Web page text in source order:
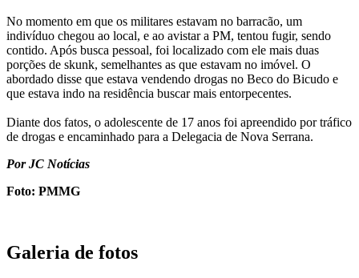
No momento em que os militares estavam no barracão, um
indivíduo chegou ao local, e ao avistar a PM, tentou fugir, sendo
contido. Após busca pessoal, foi localizado com ele mais duas
porções de skunk, semelhantes as que estavam no imóvel. O
abordado disse que estava vendendo drogas no Beco do Bicudo e
que estava indo na residência buscar mais entorpecentes.
Diante dos fatos, o adolescente de 17 anos foi apreendido por tráfico
de drogas e encaminhado para a Delegacia de Nova Serrana.
Por JC Notícias
Foto: PMMG
Galeria de fotos